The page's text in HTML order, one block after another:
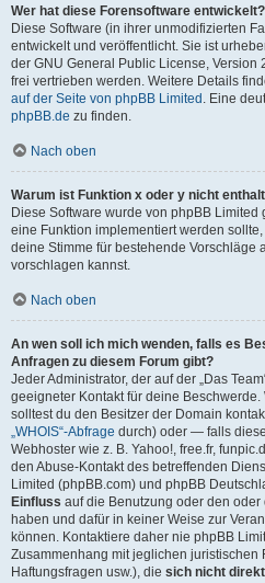
Wer hat diese Forensoftware entwickelt?
Diese Software (in ihrer unmodifizierten
entwickelt und veröffentlicht. Sie ist
der GNU General Public License, Version
frei vertrieben werden. Weitere Details
auf der Seite von phpBB Limited . Eine
phpBB.de zu finden.
Nach oben
Warum ist Funktion x oder y nicht
Diese Software wurde von phpBB
eine Funktion implementiert werden
deine Stimme für bestehende Vorschläge
vorschlagen kannst.
Nach oben
An wen soll ich mich wenden, falls es
Anfragen zu diesem Forum gibt?
Jeder Administrator, der auf der „Das
geeigneter Kontakt für deine
solltest du den Besitzer der Domain
„WHOIS“-Abfrage durch) oder — falls
Webhoster wie z. B. Yahoo!, free.fr,
den Abuse-Kontakt des betreffenden
Limited (phpBB.com) und phpBB
Einfluss auf die Benutzung oder den
haben und dafür in keiner Weise zur
können. Kontaktiere daher nie phpBB
Zusammenhang mit jeglichen
Haftungsfragen usw.), die sich nicht direkt